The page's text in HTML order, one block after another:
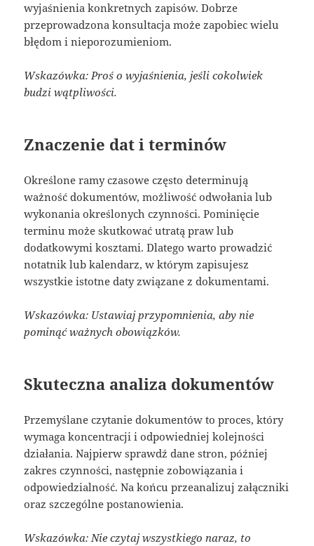
wyjaśnienia konkretnych zapisów. Dobrze
przeprowadzona konsultacja może zapobiec wielu
błędom i nieporozumieniom.
Wskazówka: Proś o wyjaśnienia, jeśli cokolwiek
budzi wątpliwości.
Znaczenie dat i terminów
Określone ramy czasowe często determinują
ważność dokumentów, możliwość odwołania lub
wykonania określonych czynności. Pominięcie
terminu może skutkować utratą praw lub
dodatkowymi kosztami. Dlatego warto prowadzić
notatnik lub kalendarz, w którym zapisujesz
wszystkie istotne daty związane z dokumentami.
Wskazówka: Ustawiaj przypomnienia, aby nie
pominąć ważnych obowiązków.
Skuteczna analiza dokumentów
Przemyślane czytanie dokumentów to proces, który
wymaga koncentracji i odpowiedniej kolejności
działania. Najpierw sprawdź dane stron, później
zakres czynności, następnie zobowiązania i
odpowiedzialność. Na końcu przeanalizuj załączniki
oraz szczególne postanowienia.
Wskazówka: Nie czytaj wszystkiego naraz, to